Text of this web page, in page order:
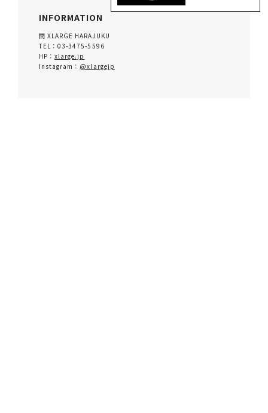
INFORMATION
問 XLARGE HARAJUKU
TEL：03-3475-5596
HP：xlarge.jp
Instagram： @xlargejp